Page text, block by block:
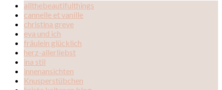
allthebeautifulthings
cannelle et vanille
christina greve
eva und ich
fräulein glücklich
herz-allerliebst
ina stil
innenansichten
Knusperstübchen